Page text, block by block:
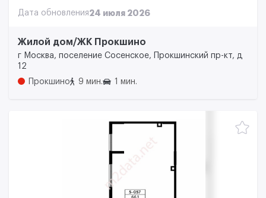
Дата обновления24 июля 2026
Жилой дом/ЖК Прокшино
г Москва, поселение Сосенское, Прокшинский пр-кт, д
12
Прокшино
9 мин. 1 мин.